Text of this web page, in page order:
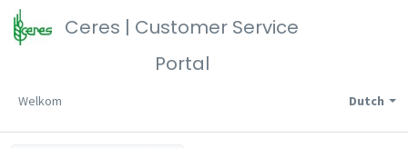
Ceres | Customer Service
Portal
Dutch
Welkom